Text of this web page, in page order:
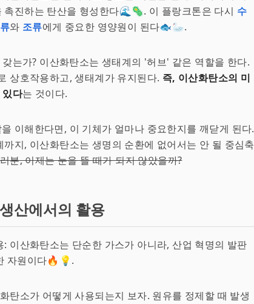
촉진하는 탄산을 형성한다🌊🦠. 이 플랑크톤은 다시 수
와 조류에게 중요한 영양원이 된다🐟🦢.
는가? 이산화탄소는 생태계의 '허브' 같은 역할을 한다.
상호작용하고, 생태계가 유지된다. 즉, 이산화탄소의 미
있다는 것이다.
이해한다면, 이 기체가 얼마나 중요한지를 깨닫게 된다.
지, 이산화탄소는 생명의 순환에 없어서는 안 될 중심축
분, 이제는 눈을 뜰 때가 되지 않았을까?
산에서의 활용
이산화탄소는 단순한 가스가 아니라, 산업 혁명의 발판
자원이다🔥💡.
탄소가 어떻게 사용되는지 보자. 원유를 정제할 때 발생